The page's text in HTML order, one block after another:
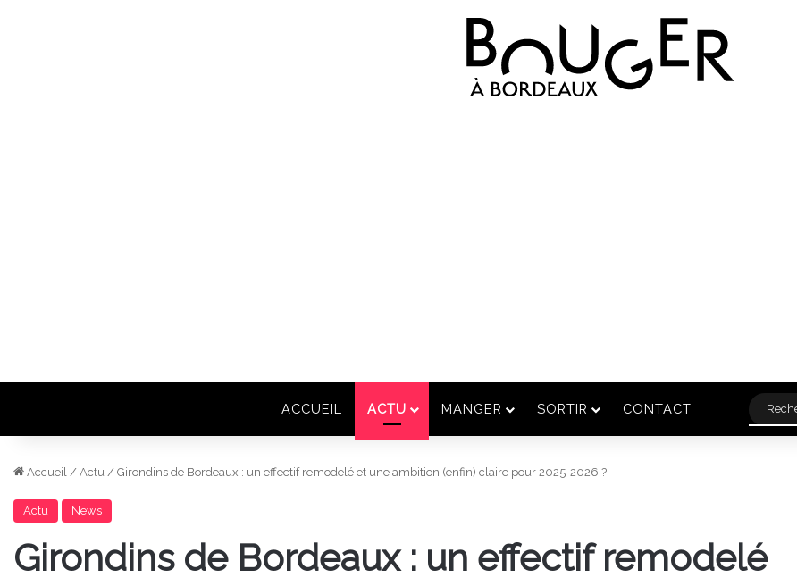
ACCUEIL ACTU MANGER SORTIR CONTACT
Accueil / Actu / Girondins de Bordeaux : un effectif remodelé et une ambition (enfin) claire pour 2025-2026 ?
Actu News
Girondins de Bordeaux : un effectif remodelé